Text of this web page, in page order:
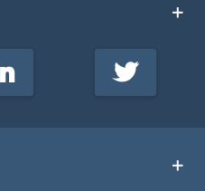
LinkedIn Twitter